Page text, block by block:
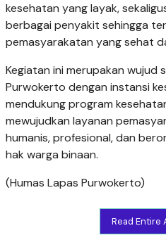
kesehatan yang layak,
berbagai penyakit sehingga
pemasyarakatan yang sehat
Kegiatan ini merupakan wujud
Purwokerto dengan instansi
mendukung program
mewujudkan layanan
humanis, profesional, dan
hak warga binaan.
(Humas Lapas Purwokerto)
Read Entire